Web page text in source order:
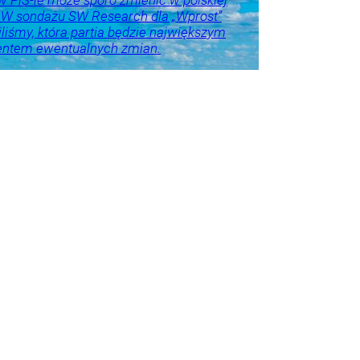
sondażu SW Research dla „Wprost”
która partia będzie największym
ewentualnych zmian.